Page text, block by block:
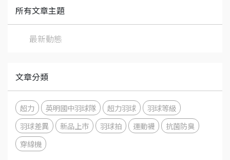
所有文章主題
最新動態
文章分類
超力 英明國中羽球隊 超力羽球
羽球等級
羽球差異
新品上市 羽球拍 運動襪
抗菌防臭
穿線機